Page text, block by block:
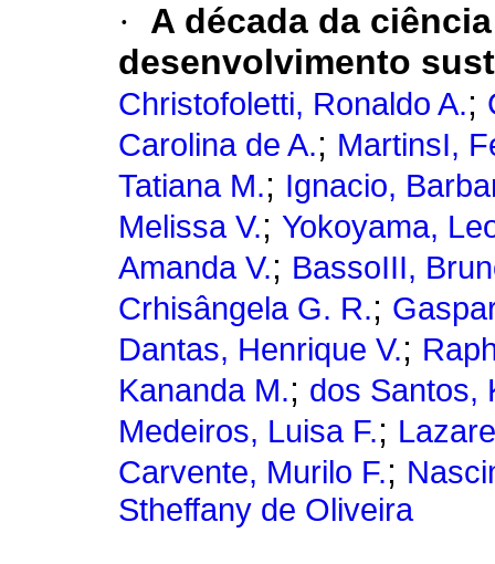
·
A década da
desenvolvimento
Christofoletti, Ronaldo A.;
Carolina de A.; MartinsI,
Tatiana M.; Ignacio,
Melissa V.; Yokoyama,
Amanda V.; BassoIII,
Crhisângela G. R.;
Dantas, Henrique V.;
Kananda M.; dos Santos,
Medeiros, Luisa F.;
Carvente, Murilo F.;
Stheffany de Oliveira